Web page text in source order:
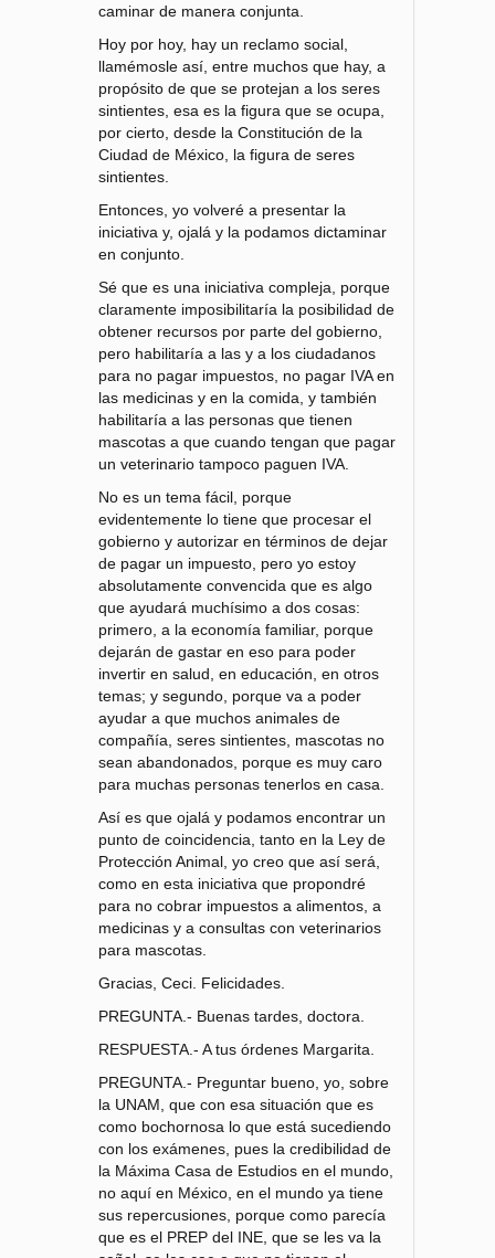
caminar de manera conjunta.
Hoy por hoy, hay un reclamo social,
llamémosle así, entre muchos que hay, a
propósito de que se protejan a los seres
sintientes, esa es la figura que se ocupa,
por cierto, desde la Constitución de la
Ciudad de México, la figura de seres
sintientes.
Entonces, yo volveré a presentar la
iniciativa y, ojalá y la podamos dictaminar
en conjunto.
Sé que es una iniciativa compleja, porque
claramente imposibilitaría la posibilidad de
obtener recursos por parte del gobierno,
pero habilitaría a las y a los ciudadanos
para no pagar impuestos, no pagar IVA en
las medicinas y en la comida, y también
habilitaría a las personas que tienen
mascotas a que cuando tengan que pagar
un veterinario tampoco paguen IVA.
No es un tema fácil, porque
evidentemente lo tiene que procesar el
gobierno y autorizar en términos de dejar
de pagar un impuesto, pero yo estoy
absolutamente convencida que es algo
que ayudará muchísimo a dos cosas:
primero, a la economía familiar, porque
dejarán de gastar en eso para poder
invertir en salud, en educación, en otros
temas; y segundo, porque va a poder
ayudar a que muchos animales de
compañía, seres sintientes, mascotas no
sean abandonados, porque es muy caro
para muchas personas tenerlos en casa.
Así es que ojalá y podamos encontrar un
punto de coincidencia, tanto en la Ley de
Protección Animal, yo creo que así será,
como en esta iniciativa que propondré
para no cobrar impuestos a alimentos, a
medicinas y a consultas con veterinarios
para mascotas.
Gracias, Ceci. Felicidades.
PREGUNTA.- Buenas tardes, doctora.
RESPUESTA.- A tus órdenes Margarita.
PREGUNTA.- Preguntar bueno, yo, sobre
la UNAM, que con esa situación que es
como bochornosa lo que está sucediendo
con los exámenes, pues la credibilidad de
la Máxima Casa de Estudios en el mundo,
no aquí en México, en el mundo ya tiene
sus repercusiones, porque como parecía
que es el PREP del INE, que se les va la